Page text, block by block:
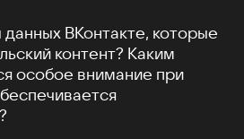
ВКонтакте, которые
контент? Каким
особое внимание при